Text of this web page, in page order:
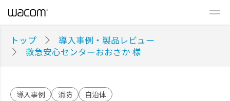
トップ
導入事例・製品レビュー
救急安心センターおおさか 様
導入事例 消防 自治体